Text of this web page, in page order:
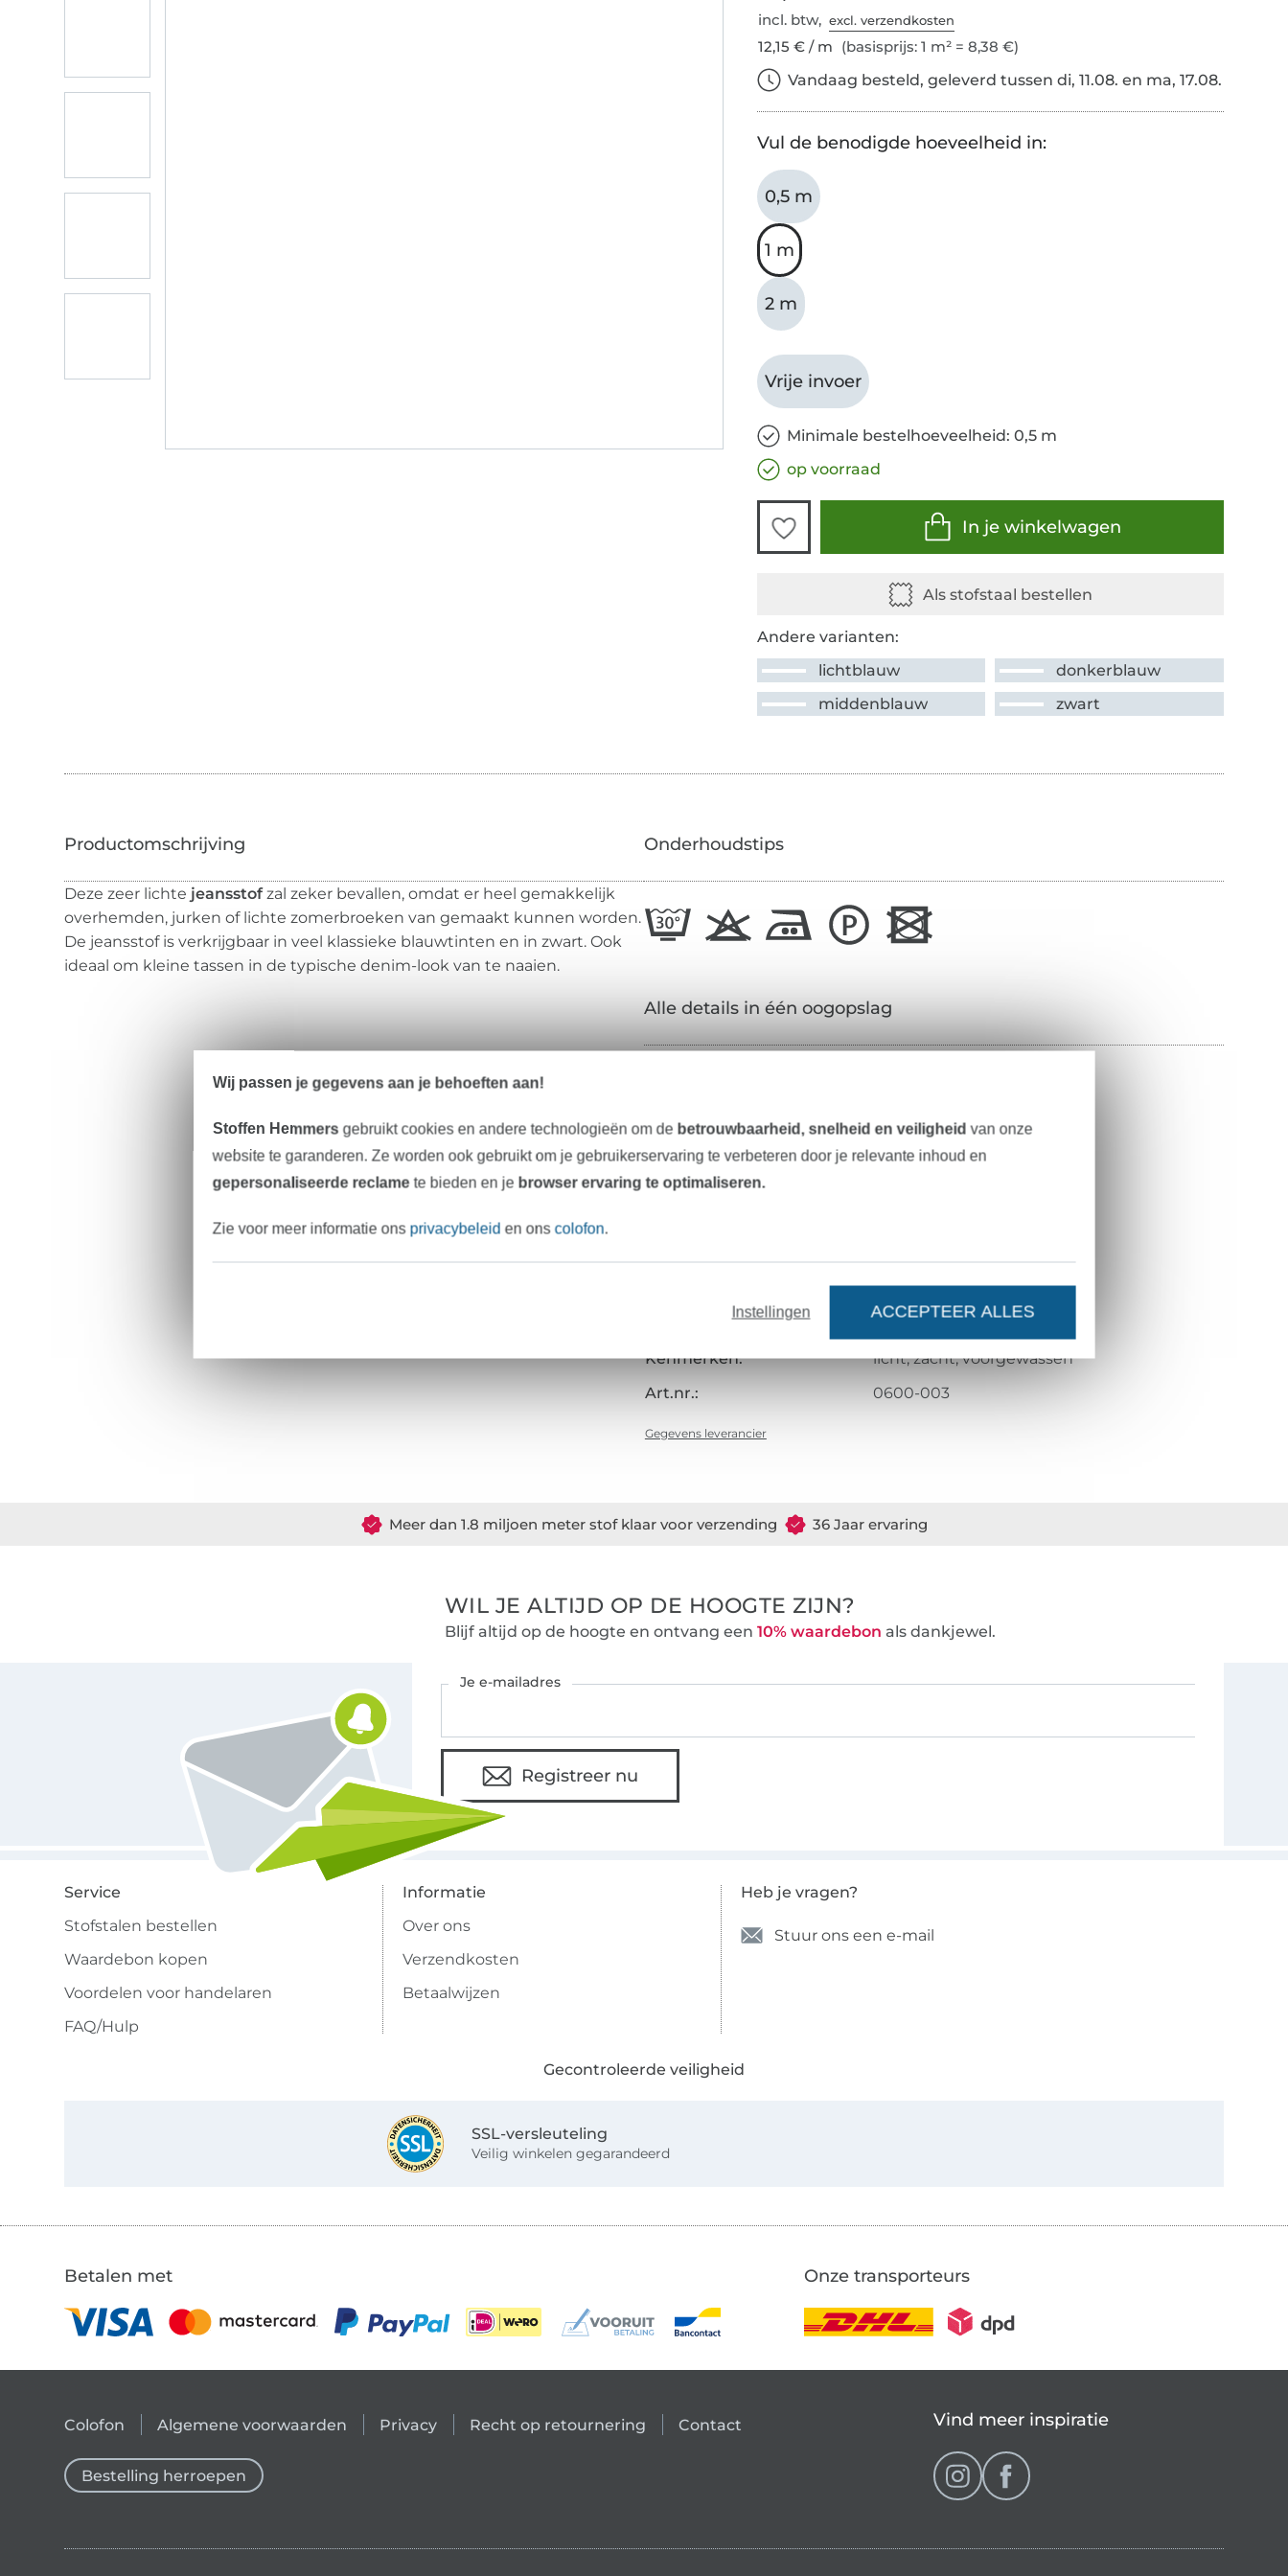
incl. btw,excl. verzendkosten
12,15 € / m (basisprijs: 1 m² = 8,38 €)
Vandaag besteld, geleverd tussen di, 11.08. en ma, 17.08.
Vul de benodigde hoeveelheid in:
0,5 m
1 m
2 m
Vrije invoer
Minimale bestelhoeveelheid: 0,5 m
op voorraad
In je winkelwagen
Andere varianten:
lichtblauw
donkerblauw
middenblauw
zwart
Deze zeer lichte jeansstofzal zeker bevallen, omdat er heel gemakkelijk
overhemden, jurken of lichte zomerbroeken van gemaakt kunnen worden.
De jeansstof is verkrijgbaar in veel klassieke blauwtinten en in zwart. Ook
ideaal om kleine tassen in de typische denim-look van te naaien.
Onderhoudstips
Alle details in één oogopslag
Gewicht:
124 g/m²
Kleur:
geweven
Kenmerken:
licht, zacht, voorgewassen
Art.nr.:
0600-003
Gegevens leverancier
Meer dan 1.8 miljoen meter stof klaar voor verzending 36 Jaar ervaring
WIL JE ALTIJD OP DE HOOGTE ZIJN?
Blijf altijd op de hoogte en ontvang een 10% waardebon als dankjewel.
Je e-mailadres
Registreer nu
Service
Stofstalen bestellen
Waardebon kopen
Voordelen voor handelaren
FAQ/Hulp
Informatie
Over ons
Verzendkosten
Betaalwijzen
Heb je vragen?
Stuur ons een e-mail
Gecontroleerde veiligheid
SSL-versleuteling
Veilig winkelen gegarandeerd
Betalen met Onze transporteurs
Colofon Algemene voorwaarden Privacy Recht op retournering Contact
Bestelling herroepen
Vind meer inspiratie
Wij passen je gegevens aan je behoeften aan!
Stoffen Hemmers gebruikt cookies en andere technologieën om de betrouwbaarheid, snelheid en veiligheid van onze
website te garanderen. Ze worden ook gebruikt om je gebruikerservaring te verbeteren door je relevante inhoud en
gepersonaliseerde reclamete bieden en je browser ervaring te optimaliseren.
Zie voor meer informatie ons privacybeleid en onscolofon.
Instellingen ACCEPTEER ALLES